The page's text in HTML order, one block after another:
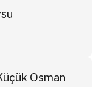
Osman